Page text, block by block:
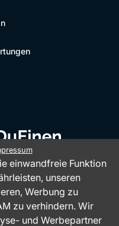
einwandfreie Funktion
unseren
Werbung zu
zu verhindern. Wir
und Werbepartner